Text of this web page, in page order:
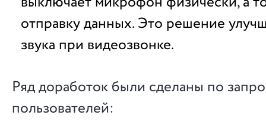
отправку данных. Это решение
звука при видеозвонке.
Ряд доработок были сделаны по
пользователей: